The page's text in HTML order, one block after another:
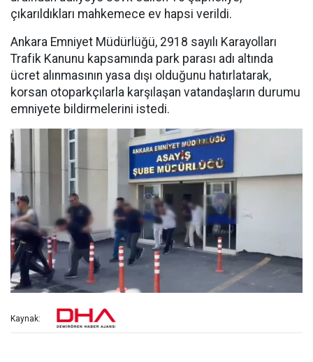
çıkarıldıkları mahkemece ev hapsi verildi.
Ankara Emniyet Müdürlüğü, 2918 sayılı Karayolları
Trafik Kanunu kapsamında park parası adı altında
ücret alınmasının yasa dışı olduğunu hatırlatarak,
korsan otoparkçılarla karşılaşan vatandaşların durumu
emniyete bildirmelerini istedi.
Kaynak: